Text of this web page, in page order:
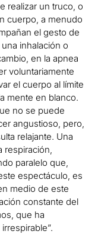
realizar un truco, o
cuerpo, a menudo
el gesto de
inhalación o
en la apnea
voluntariamente
el cuerpo al límite
mente en blanco.
no se puede
angustioso, pero,
relajante. Una
respiración,
paralelo que,
espectáculo, es
medio de este
constante del
que ha